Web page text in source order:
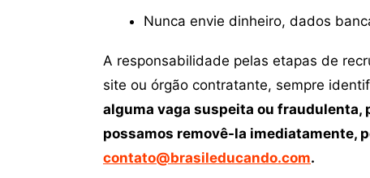
Nunca envie dinheiro, dados
A responsabilidade pelas etapas de
site ou órgão contratante, sempre
alguma vaga suspeita ou fraudulenta,
possamos removê-la imediatamente,
contato@brasileducando.com.